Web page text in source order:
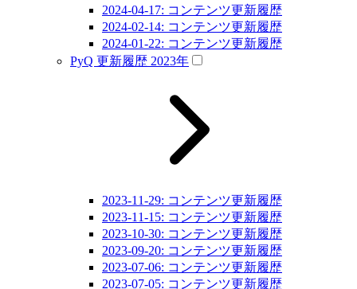
2024-04-17: コンテンツ更新履歴
2024-02-14: コンテンツ更新履歴
2024-01-22: コンテンツ更新履歴
PyQ 更新履歴 2023年
2023-11-29: コンテンツ更新履歴
2023-11-15: コンテンツ更新履歴
2023-10-30: コンテンツ更新履歴
2023-09-20: コンテンツ更新履歴
2023-07-06: コンテンツ更新履歴
2023-07-05: コンテンツ更新履歴